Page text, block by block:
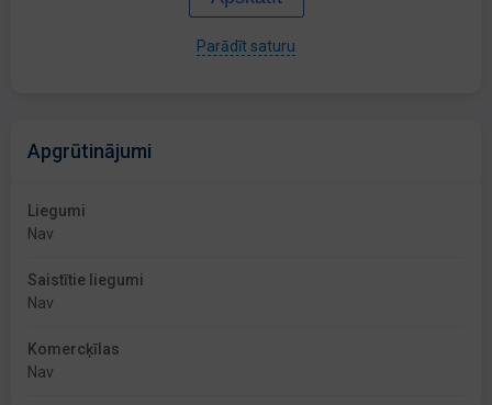
Parādīt saturu
Apgrūtinājumi
Liegumi
Nav
Saistītie liegumi
Nav
Komercķīlas
Nav